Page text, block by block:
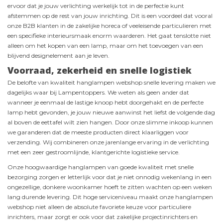
ervoor dat je jouw verlichting werkelijk tot in de perfectie kunt
afstemmen op de rest van jouw inrichting. Dit is een voordeel dat vooral
onze B2B klanten in de zakelijke horeca of veeleisende particulieren met
een specifieke interieursmaak enorm waarderen. Het gaat tenslotte niet
alleen om het kopen van een lamp, maar om het toevoegen van een
blijvend designelement aan je leven.
Voorraad, zekerheid en snelle logistiek
De belofte van kwaliteit hanglampen webshop snelle levering maken we
dagelijks waar bij Lampentoppers. We weten als geen ander dat
wanneer je eenmaal de lastige knoop hebt doorgehakt en de perfecte
lamp hebt gevonden, je jouw nieuwe aanwinst het liefst de volgende dag
al boven de eettafel wilt zien hangen. Door onze slimme inkoop kunnen
we garanderen dat de meeste producten direct klaarliggen voor
verzending. Wij combineren onze jarenlange ervaring in de verlichting
met een zeer gestroomlijnde, klantgerichte logistieke service.
Onze hoogwaardige hanglampen van goede kwaliteit met snelle
bezorging zorgen er letterlijk voor dat je niet onnodig wekenlang in een
ongezellige, donkere woonkamer hoeft te zitten wachten op een weken
lang durende levering. Dit hoge serviceniveau maakt onze hanglampen
webshop niet alleen de absolute favoriete keuze voor particuliere
inrichters, maar zorgt er ook voor dat zakelijke projectinrichters en